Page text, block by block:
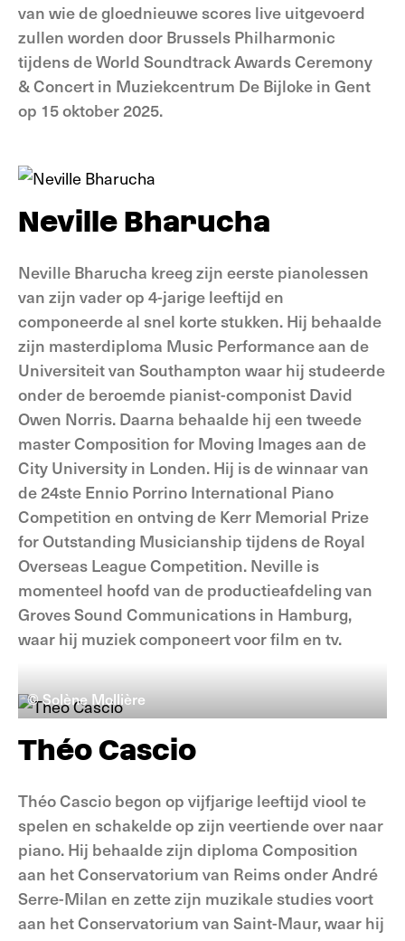
van wie de gloednieuwe scores live uitgevoerd
zullen worden door Brussels Philharmonic
tijdens de World Soundtrack Awards Ceremony
& Concert in Muziekcentrum De Bijloke in Gent
op 15 oktober 2025.
Neville Bharucha
Neville Bharucha kreeg zijn eerste pianolessen
van zijn vader op 4-jarige leeftijd en
componeerde al snel korte stukken. Hij behaalde
zijn masterdiploma Music Performance aan de
Universiteit van Southampton waar hij studeerde
onder de beroemde pianist-componist David
Owen Norris. Daarna behaalde hij een tweede
master Composition for Moving Images aan de
City University in Londen. Hij is de winnaar van
de 24ste Ennio Porrino International Piano
Competition en ontving de Kerr Memorial Prize
for Outstanding Musicianship tijdens de Royal
Overseas League Competition. Neville is
momenteel hoofd van de productieafdeling van
Groves Sound Communications in Hamburg,
waar hij muziek componeert voor film en tv.
© Solène Mollière
Théo Cascio
Théo Cascio begon op vijfjarige leeftijd viool te
spelen en schakelde op zijn veertiende over naar
piano. Hij behaalde zijn diploma Composition
aan het Conservatorium van Reims onder André
Serre-Milan en zette zijn muzikale studies voort
aan het Conservatorium van Saint-Maur, waar hij